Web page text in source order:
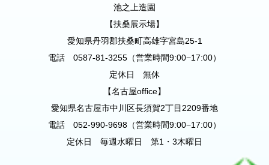
池之上造園
【扶桑展示場】
愛知県丹羽郡扶桑町高雄字宮島25-1
電話 0587-81-3255（営業時間9:00−17:00）
定休日 無休
【名古屋office】
愛知県名古屋市中川区長須賀2丁目2209番地
電話 052-990-9698（営業時間9:00−17:00）
定休日 毎週水曜日 第1・3木曜日